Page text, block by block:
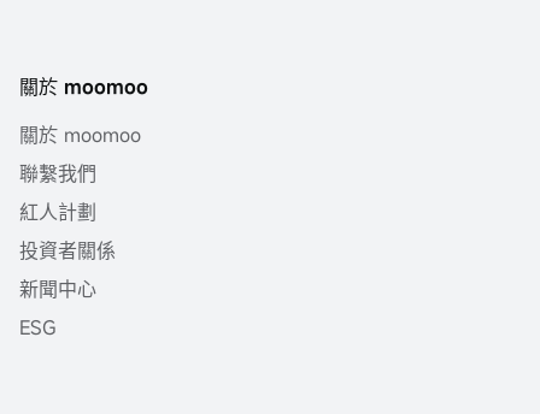
關於 moomoo
關於 moomoo
聯繫我們
紅人計劃
投資者關係
新聞中心
ESG